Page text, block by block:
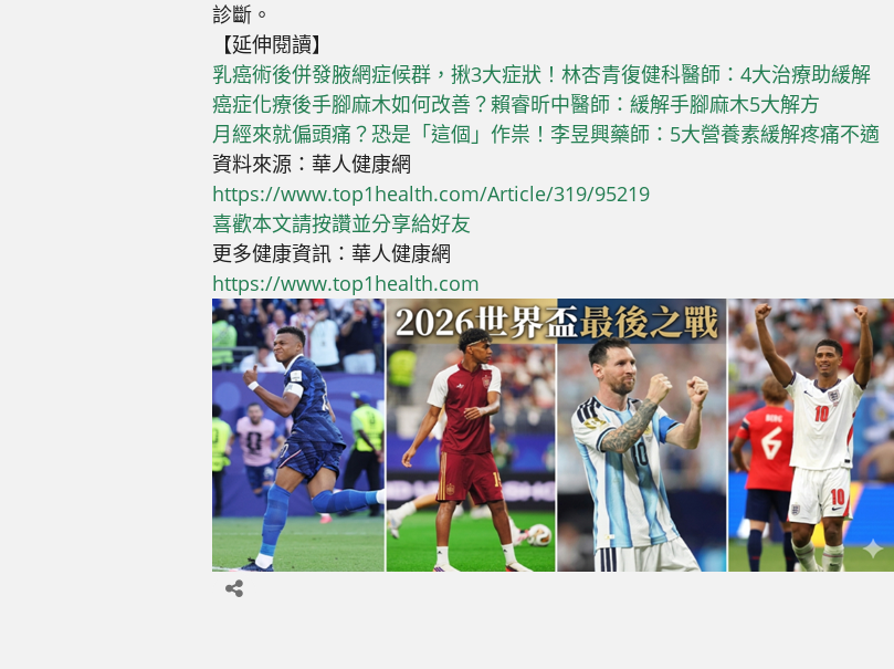
診斷。
【延伸閱讀】
乳癌術後併發腋網症候群，揪3大症狀！林杏青復健科醫師：4大治療助緩解
癌症化療後手腳麻木如何改善？賴睿昕中醫師：緩解手腳麻木5大解方
月經來就偏頭痛？恐是「這個」作祟！李昱興藥師：5大營養素緩解疼痛不適
資料來源：華人健康網
https://www.top1health.com/Article/319/95219
喜歡本文請按讚並分享給好友
更多健康資訊：華人健康網
https://www.top1health.com